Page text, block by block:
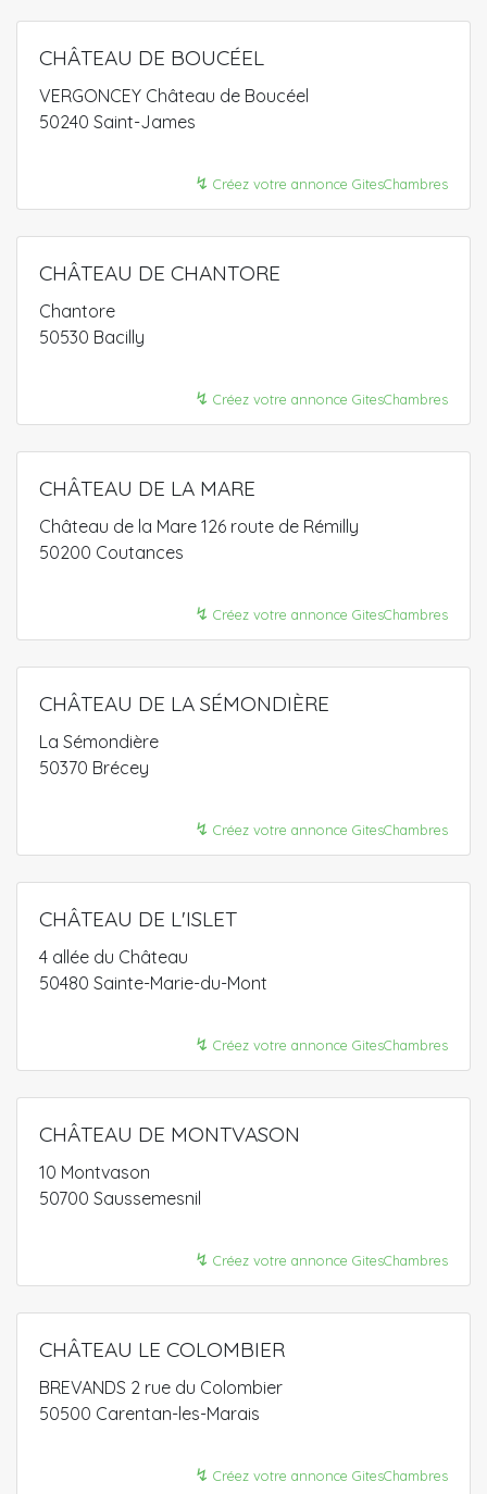
CHÂTEAU DE BOUCÉEL
VERGONCEY Château de Boucéel
50240 Saint-James
↯ Créez votre annonce GitesChambres
CHÂTEAU DE CHANTORE
Chantore
50530 Bacilly
↯ Créez votre annonce GitesChambres
CHÂTEAU DE LA MARE
Château de la Mare 126 route de Rémilly
50200 Coutances
↯ Créez votre annonce GitesChambres
CHÂTEAU DE LA SÉMONDIÈRE
La Sémondière
50370 Brécey
↯ Créez votre annonce GitesChambres
CHÂTEAU DE L'ISLET
4 allée du Château
50480 Sainte-Marie-du-Mont
↯ Créez votre annonce GitesChambres
CHÂTEAU DE MONTVASON
10 Montvason
50700 Saussemesnil
↯ Créez votre annonce GitesChambres
CHÂTEAU LE COLOMBIER
BREVANDS 2 rue du Colombier
50500 Carentan-les-Marais
↯ Créez votre annonce GitesChambres